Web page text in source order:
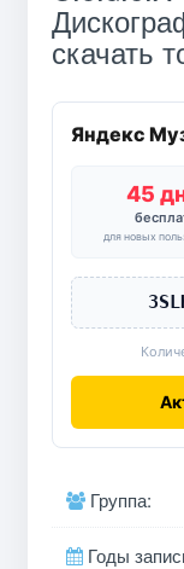
скачать
Яндекс
45
для новых
Группа:
Годы